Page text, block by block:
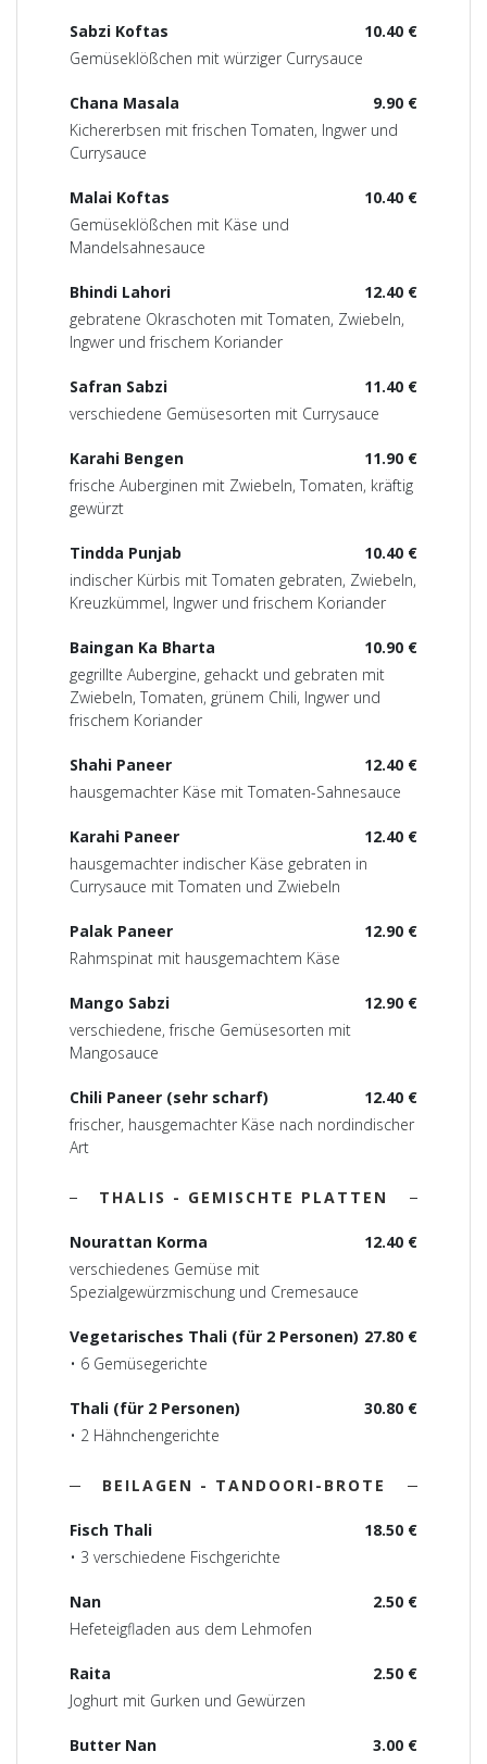
10.40 €
Sabzi Koftas
Gemüseklößchen mit würziger Currysauce
9.90 €
Chana Masala
Kichererbsen mit frischen Tomaten, Ingwer und
Currysauce
10.40 €
Malai Koftas
Gemüseklößchen mit Käse und
Mandelsahnesauce
12.40 €
Bhindi Lahori
gebratene Okraschoten mit Tomaten, Zwiebeln,
Ingwer und frischem Koriander
11.40 €
Safran Sabzi
verschiedene Gemüsesorten mit Currysauce
11.90 €
Karahi Bengen
frische Auberginen mit Zwiebeln, Tomaten, kräftig
gewürzt
10.40 €
Tindda Punjab
indischer Kürbis mit Tomaten gebraten, Zwiebeln,
Kreuzkümmel, Ingwer und frischem Koriander
10.90 €
Baingan Ka Bharta
gegrillte Aubergine, gehackt und gebraten mit
Zwiebeln, Tomaten, grünem Chili, Ingwer und
frischem Koriander
12.40 €
Shahi Paneer
hausgemachter Käse mit Tomaten-Sahnesauce
12.40 €
Karahi Paneer
hausgemachter indischer Käse gebraten in
Currysauce mit Tomaten und Zwiebeln
12.90 €
Palak Paneer
Rahmspinat mit hausgemachtem Käse
12.90 €
Mango Sabzi
verschiedene, frische Gemüsesorten mit
Mangosauce
12.40 €
Chili Paneer (sehr scharf)
frischer, hausgemachter Käse nach nordindischer
Art
THALIS - GEMISCHTE PLATTEN
12.40 €
Nourattan Korma
verschiedenes Gemüse mit
Spezialgewürzmischung und Cremesauce
27.80 €
Vegetarisches Thali (für 2 Personen)
• 6 Gemüsegerichte
30.80 €
Thali (für 2 Personen)
• 2 Hähnchengerichte
BEILAGEN - TANDOORI-BROTE
18.50 €
Fisch Thali
• 3 verschiedene Fischgerichte
2.50 €
Nan
Hefeteigfladen aus dem Lehmofen
2.50 €
Raita
Joghurt mit Gurken und Gewürzen
3.00 €
Butter Nan